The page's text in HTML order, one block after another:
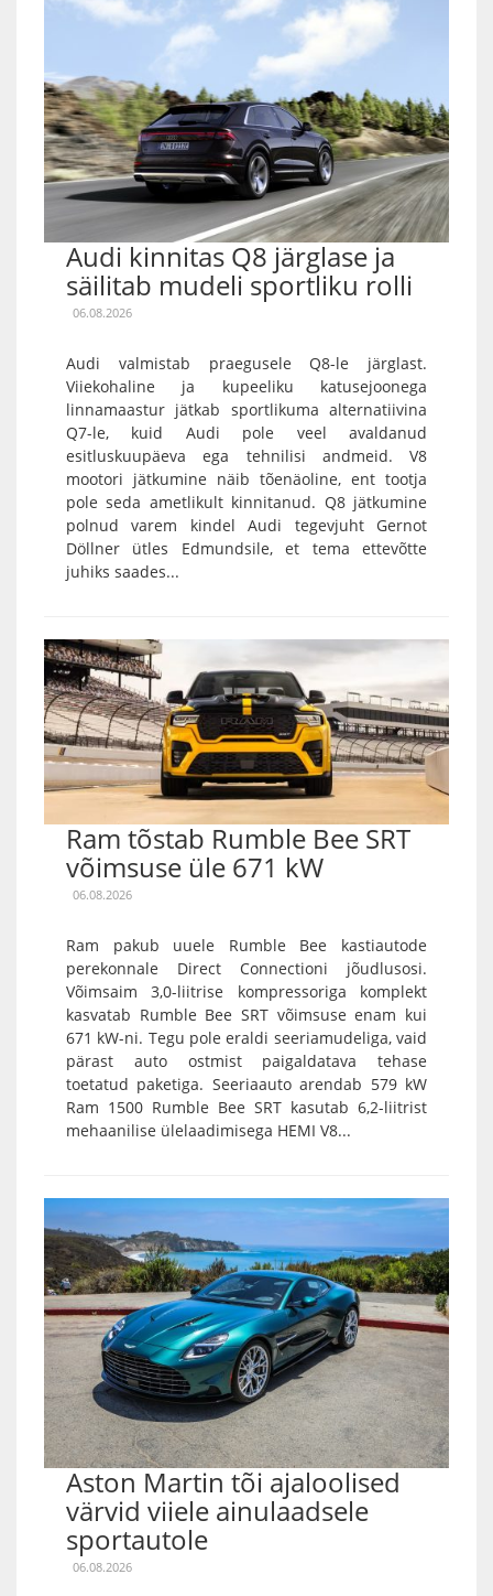
Audi kinnitas Q8 järglase ja
säilitab mudeli sportliku rolli
06.08.2026
Audi valmistab praegusele Q8-le järglast.
Viiekohaline ja kupeeliku katusejoonega
linnamaastur jätkab sportlikuma alternatiivina
Q7-le, kuid Audi pole veel avaldanud
esitluskuupäeva ega tehnilisi andmeid. V8
mootori jätkumine näib tõenäoline, ent tootja
pole seda ametlikult kinnitanud. Q8 jätkumine
polnud varem kindel Audi tegevjuht Gernot
Döllner ütles Edmundsile, et tema ettevõtte
juhiks saades...
Ram tõstab Rumble Bee SRT
võimsuse üle 671 kW
06.08.2026
Ram pakub uuele Rumble Bee kastiautode
perekonnale Direct Connectioni jõudlusosi.
Võimsaim 3,0-liitrise kompressoriga komplekt
kasvatab Rumble Bee SRT võimsuse enam kui
671 kW-ni. Tegu pole eraldi seeriamudeliga, vaid
pärast auto ostmist paigaldatava tehase
toetatud paketiga. Seeriaauto arendab 579 kW
Ram 1500 Rumble Bee SRT kasutab 6,2-liitrist
mehaanilise ülelaadimisega HEMI V8...
Aston Martin tõi ajaloolised
värvid viiele ainulaadsele
sportautole
06.08.2026